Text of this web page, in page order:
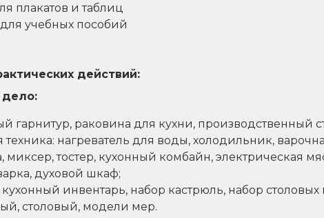
плакатов и таблиц
учебных пособий
действий:
дело:
гарнитур, раковина для кухни, производственный
техника: нагреватель для воды, холодильник,
миксер, тостер, кухонный комбайн, электрическая
духовой шкаф;
кухонный инвентарь, набор кастрюль, набор
столовый, модели мер.